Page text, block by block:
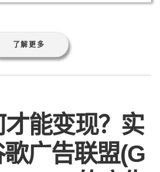
了解更多
能变现？实
歌广告联盟(G